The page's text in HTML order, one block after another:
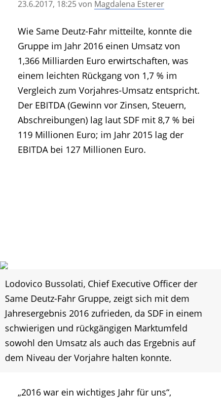
• Geschichte und Geschichten
• Mitteilung der Redaktion
• Agritechnica Neuheiten Archiv
• Artikel nach Hersteller/Marke
23.6.2017, 18:25von Magdalena Esterer
Wie Same Deutz-Fahr mitteilte, konnte die
Gruppe im Jahr 2016 einen Umsatz von
1,366 Milliarden Euro erwirtschaften, was
einem leichten Rückgang von 1,7 % im
Vergleich zum Vorjahres-Umsatz entspricht.
Der EBITDA (Gewinn vor Zinsen, Steuern,
Abschreibungen) lag laut SDF mit 8,7 % bei
119 Millionen Euro; im Jahr 2015 lag der
EBITDA bei 127 Millionen Euro.
Lodovico Bussolati, Chief Executive Officer der
Same Deutz-Fahr Gruppe, zeigt sich mit dem
Jahresergebnis 2016 zufrieden, da SDF in einem
schwierigen und rückgängigen Marktumfeld
sowohl den Umsatz als auch das Ergebnis auf
dem Niveau der Vorjahre halten konnte.
„2016 war ein wichtiges Jahr für uns“,